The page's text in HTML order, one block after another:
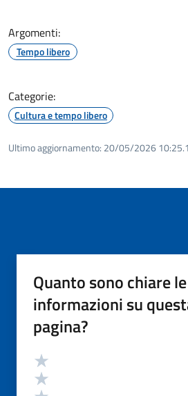
Argomenti:
Tempo libero
Categorie:
Cultura e tempo libero
Ultimo aggiornamento: 20/05/2026
Quanto sono chiare le
informazioni su
pagina?
Valutazione